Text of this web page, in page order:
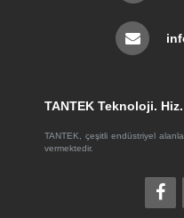
TANTEK Teknoloji.
TANTEK, çeşitli endüstriyel
vermektedir.